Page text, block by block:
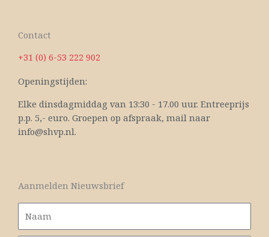
Contact
+31 (0) 6-53 222 902
Openingstijden:
Elke dinsdagmiddag van 13:30 - 17.00 uur. Entreeprijs
p.p. 5,- euro. Groepen op afspraak, mail naar
info@shvp.nl.
Aanmelden Nieuwsbrief